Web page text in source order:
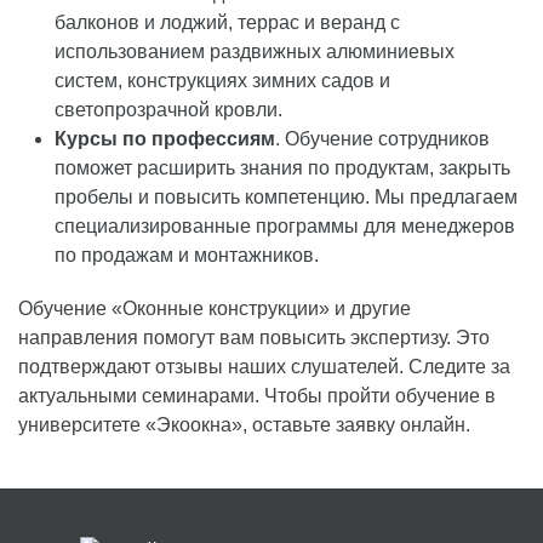
балконов и лоджий, террас и веранд с
использованием раздвижных алюминиевых
систем, конструкциях зимних садов и
светопрозрачной кровли.
Курсы по профессиям. Обучение сотрудников
поможет расширить знания по продуктам, закрыть
пробелы и повысить компетенцию. Мы предлагаем
специализированные программы для менеджеров
по продажам и монтажников.
Обучение «Оконные конструкции» и другие
направления помогут вам повысить экспертизу. Это
подтверждают отзывы наших слушателей. Следите за
актуальными семинарами. Чтобы пройти обучение в
университете «Экоокна», оставьте заявку онлайн.